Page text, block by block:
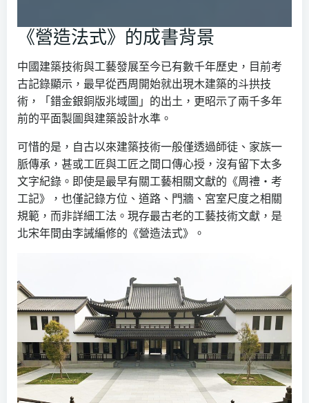
《營造法式》的成書背景
中國建築技術與工藝發展至今已有數千年歷史，目前考
古記錄顯示，最早從西周開始就出現木建築的斗拱技
術，「錯金銀銅版兆域圖」的出土，更昭示了兩千多年
前的平面製圖與建築設計水準。
可惜的是，自古以來建築技術一般僅透過師徒、家族一
脈傳承，甚或工匠與工匠之間口傳心授，沒有留下太多
文字紀錄。即使是最早有關工藝相關文獻的《周禮‧考
工記》，也僅記錄方位、道路、門牆、宮室尺度之相關
規範，而非詳細工法。現存最古老的工藝技術文獻，是
北宋年間由李誡編修的《營造法式》。